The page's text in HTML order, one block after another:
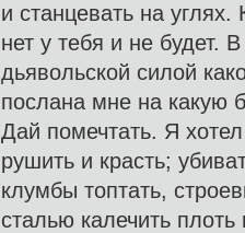
и станцевать на
нет у тебя и не будет.
дьявольской силой
послана мне на какую
Дай помечтать. Я
рушить и красть;
клумбы топтать,
сталью калечить